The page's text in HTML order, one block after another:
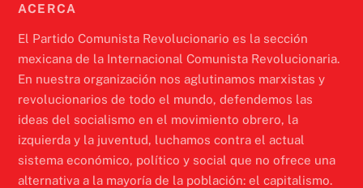
ACERCA
El Partido Comunista Revolucionario es la sección
mexicana de la Internacional Comunista Revolucionaria.
En nuestra organización nos aglutinamos marxistas y
revolucionarios de todo el mundo, defendemos las
ideas del socialismo en el movimiento obrero, la
izquierda y la juventud, luchamos contra el actual
sistema económico, político y social que no ofrece una
alternativa a la mayoría de la población: el capitalismo.